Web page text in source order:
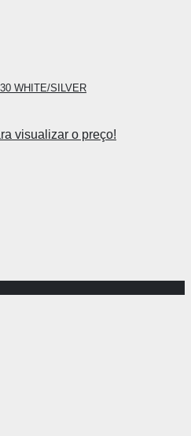
WHITE/SILVER
visualizar o preço!